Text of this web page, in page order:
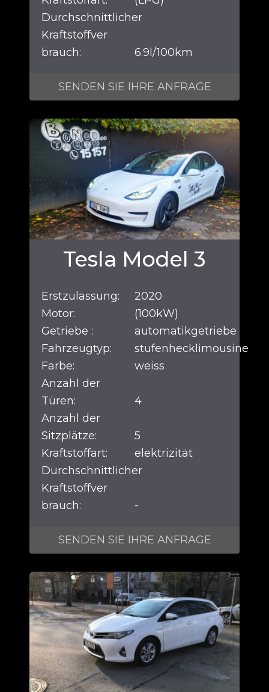
Durchschnittlicher
Kraftstoffver
brauch:
6.9l/100km
SENDEN SIE IHRE ANFRAGE
Tesla Model 3
Erstzulassung:
2020
Motor:
(100kW)
Getriebe :
automatikgetriebe
Fahrzeugtyp:
stufenhecklimousine
Farbe:
weiss
Anzahl der
Türen:
4
Anzahl der
Sitzplätze:
5
Kraftstoffart:
elektrizität
Durchschnittlicher
Kraftstoffver
brauch:
-
SENDEN SIE IHRE ANFRAGE